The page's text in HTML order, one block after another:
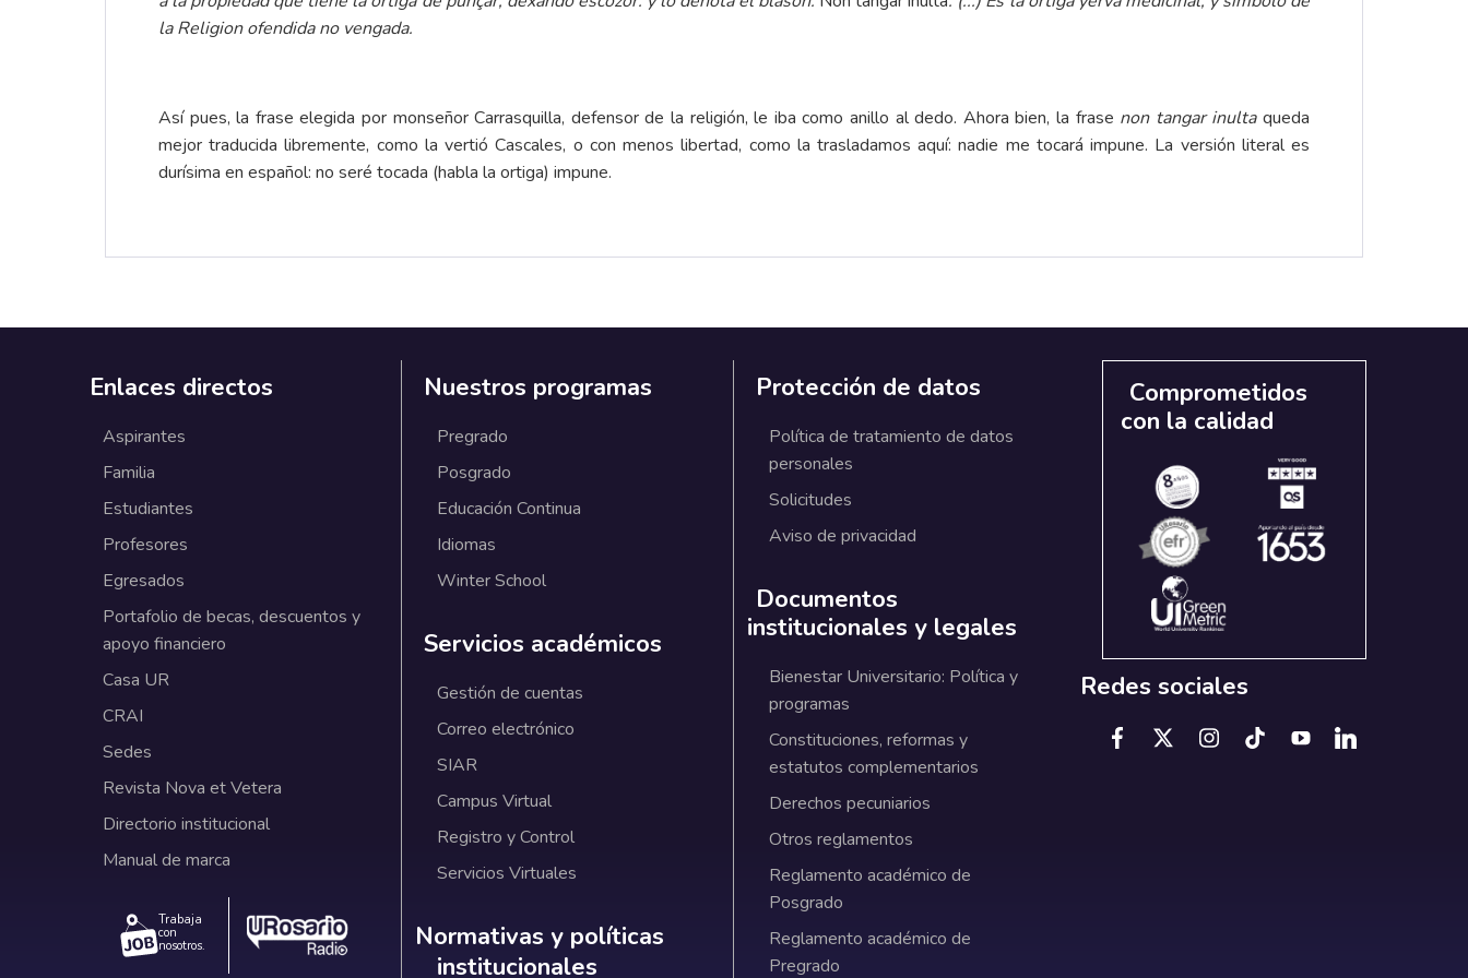
la Religion ofendida no vengada.
Así pues, la frase elegida por monseñor Carrasquilla, defensor de la religión, le iba como anillo al dedo. Ahora bien, la frase non tangar inultaqueda
mejor traducida libremente, como la vertió Cascales, o con menos libertad, como la trasladamos aquí: nadie me tocará impune. La versión literal es
durísima en español: no seré tocada (habla la ortiga) impune.
Enlaces directos
Aspirantes
Familia
Estudiantes
Profesores
Egresados
Portafolio de becas, descuentos y
apoyo financiero
Casa UR
CRAI
Sedes
Revista Nova et Vetera
Directorio institucional
Manual de marca
Trabaja
con
nosotros.
Nuestros programas
Pregrado
Posgrado
Educación Continua
Idiomas
Winter School
Servicios académicos
Gestión de cuentas
Correo electrónico
SIAR
Campus Virtual
Registro y Control
Servicios Virtuales
Normativas y políticas institucionales
Normativas y políticas
institucionales
Protección de datos
Política de tratamiento de datos
personales
Solicitudes
Aviso de privacidad
Documentos
institucionales y legales
Bienestar Universitario: Política y
programas
Constituciones, reformas y
estatutos complementarios
Derechos pecuniarios
Otros reglamentos
Reglamento académico de
Posgrado
Reglamento académico de
Pregrado
Comprometidos
con la calidad
Redes sociales